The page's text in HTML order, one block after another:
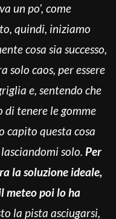
un po’, come
quindi, iniziamo
cosa sia successo,
solo caos, per essere
e, sentendo che
di tenere le gomme
capito questa cosa
solo. Per
la soluzione ideale,
meteo poi lo ha
la pista asciugarsi,